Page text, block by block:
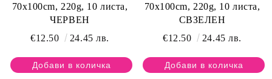
70x100cm, 220g, 10 листа,
ЧЕРВЕН
€12.50
24.45 лв.
70x100cm, 220g, 10 листа,
СВЗЕЛЕН
€12.50
24.45 лв.